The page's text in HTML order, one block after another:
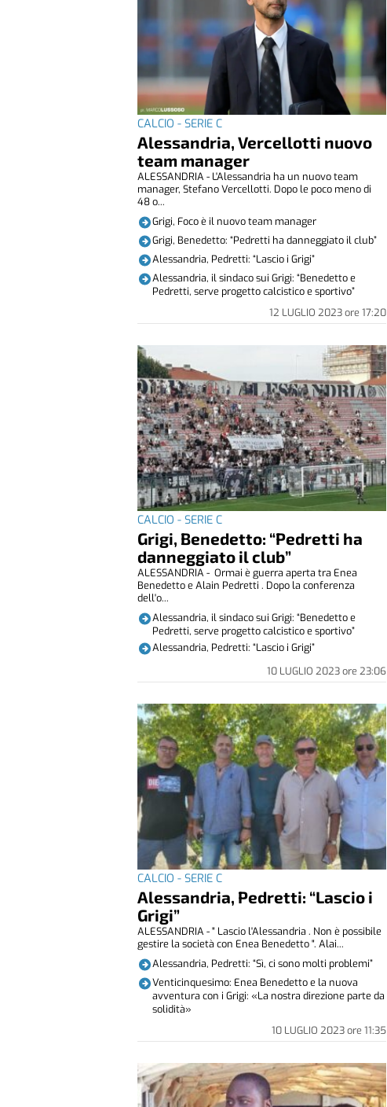
CALCIO - SERIE C
Alessandria, Vercellotti nuovo
team manager
12 LUGLIO 2023ore 17:20
ALESSANDRIA - L'Alessandria ha un nuovo team
manager, Stefano Vercellotti. Dopo le poco meno di
48 o...
Grigi, Foco è il nuovo team manager
Grigi, Benedetto: “Pedretti ha danneggiato il club”
Alessandria, Pedretti: “Lascio i Grigi”
Alessandria, il sindaco sui Grigi: “Benedetto e
Pedretti, serve progetto calcistico e sportivo”
CALCIO - SERIE C
Grigi, Benedetto: “Pedretti ha
danneggiato il club”
10 LUGLIO 2023ore 23:06
ALESSANDRIA - Ormai è guerra aperta tra Enea
Benedetto e Alain Pedretti . Dopo la conferenza
dell'o...
Alessandria, il sindaco sui Grigi: “Benedetto e
Pedretti, serve progetto calcistico e sportivo”
Alessandria, Pedretti: “Lascio i Grigi”
CALCIO - SERIE C
Alessandria, Pedretti: “Lascio i
Grigi”
10 LUGLIO 2023ore 11:35
ALESSANDRIA - " Lascio l'Alessandria . Non è possibile
gestire la società con Enea Benedetto ". Alai...
Alessandria, Pedretti: “Sì, ci sono molti problemi”
Venticinquesimo: Enea Benedetto e la nuova
avventura con i Grigi: «La nostra direzione parte da
solidità»